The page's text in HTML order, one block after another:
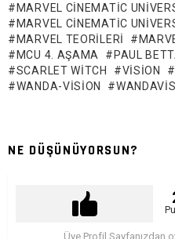
MARVEL CINEMATIC
MARVEL CINEMATIC
MARVEL TEORILERI
MCU 4. AŞAMA
PAUL
SCARLET WITCH
VISION
WANDA-VISION
NE DÜŞÜNÜYORSUN?
Üye Profil Sayfanızdan